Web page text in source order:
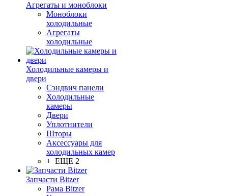
Агрегаты и моноблоки
Моноблоки
холодильные
Агрегаты
холодильные
Холодильные камеры и
двери
Сэндвич панели
Холодильные
камеры
Двери
Уплотнители
Шторы
Аксессуары для
холодильных камер
+ ЕЩЕ 2
Запчасти Bitzer
Рама Bitzer